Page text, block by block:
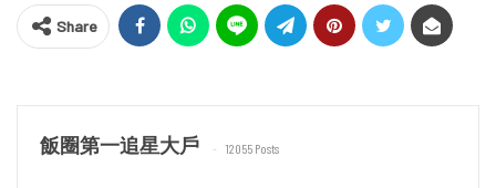
Share
飯圈第一追星大戶 12055 Posts